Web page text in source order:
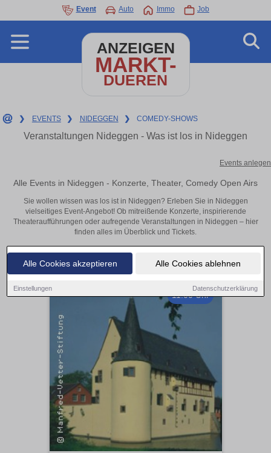
Alle Cookies akzeptieren Alle Cookies ablehnen
Einstellungen Datenschutzerklärung
Event Auto Immo Job
ANZEIGEN
MARKT-
DUEREN
❯ EVENTS ❯ NIDEGGEN ❯ COMEDY-SHOWS
Veranstaltungen Nideggen - Was ist los in Nideggen
Events anlegen
Alle Events in Nideggen - Konzerte, Theater, Comedy Open Airs
Sie wollen wissen was los ist in Nideggen? Erleben Sie in Nideggen
vielseitiges Event-Angebot! Ob mitreißende Konzerte, inspirierende
Theateraufführungen oder aufregende Veranstaltungen in Nideggen – hier
finden alles im Überblick und Tickets.
11:00 Uhr